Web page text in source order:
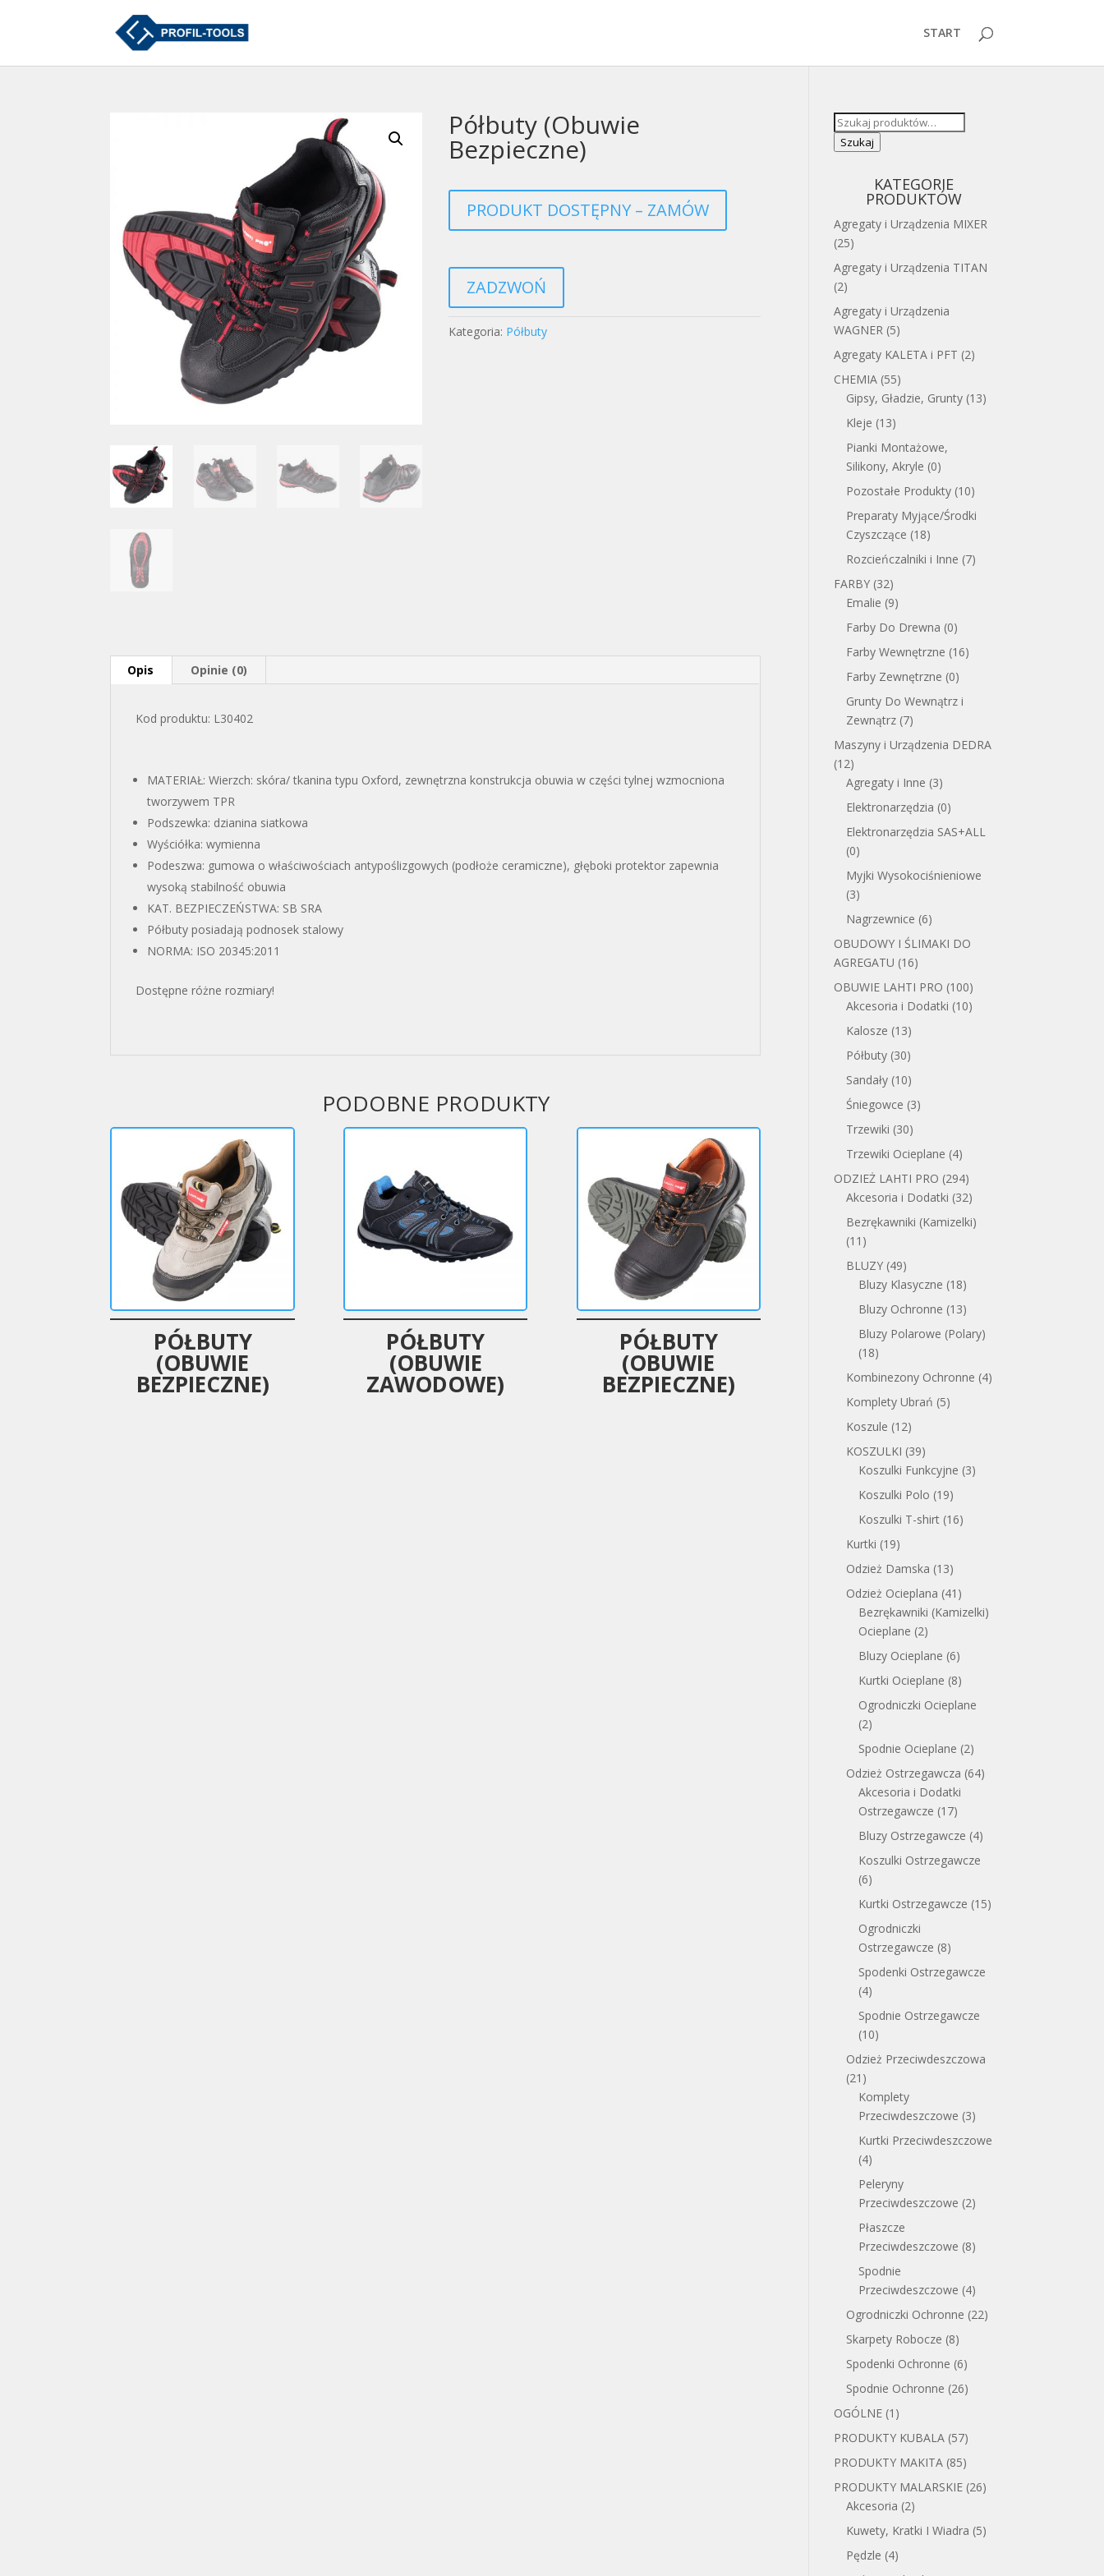
START
Półbuty (Obuwie
Bezpieczne)
PRODUKT DOSTĘPNY – ZAMÓW
ZADZWOŃ
Kategoria: Półbuty
Opis Opinie (0)
Kod produktu: L30402
MATERIAŁ: Wierzch: skóra/ tkanina typu Oxford, zewnętrzna konstrukcja obuwia w części tylnej wzmocniona
tworzywem TPR
Podszewka: dzianina siatkowa
Wyściółka: wymienna
Podeszwa: gumowa o właściwościach antypoślizgowych (podłoże ceramiczne), głęboki protektor zapewnia
wysoką stabilność obuwia
KAT. BEZPIECZEŃSTWA: SB SRA
Półbuty posiadają podnosek stalowy
NORMA: ISO 20345:2011
Dostępne różne rozmiary!
PODOBNE PRODUKTY
PÓŁBUTY
(OBUWIE
BEZPIECZNE)
PÓŁBUTY
(OBUWIE
ZAWODOWE)
PÓŁBUTY
(OBUWIE
BEZPIECZNE)
Szukaj:
Szukaj
KATEGORIE
PRODUKTÓW
Agregaty i Urządzenia MIXER
(25)
Agregaty i Urządzenia TITAN
(2)
Agregaty i Urządzenia
WAGNER (5)
Agregaty KALETA i PFT (2)
CHEMIA (55)
Gipsy, Gładzie, Grunty (13)
Kleje (13)
Pianki Montażowe,
Silikony, Akryle (0)
Pozostałe Produkty (10)
Preparaty Myjące/Środki
Czyszczące (18)
Rozcieńczalniki i Inne (7)
FARBY (32)
Emalie (9)
Farby Do Drewna (0)
Farby Wewnętrzne (16)
Farby Zewnętrzne (0)
Grunty Do Wewnątrz i
Zewnątrz (7)
Maszyny i Urządzenia DEDRA
(12)
Agregaty i Inne (3)
Elektronarzędzia (0)
Elektronarzędzia SAS+ALL
(0)
Myjki Wysokociśnieniowe
(3)
Nagrzewnice (6)
OBUDOWY I ŚLIMAKI DO
AGREGATU (16)
OBUWIE LAHTI PRO (100)
Akcesoria i Dodatki (10)
Kalosze (13)
Półbuty (30)
Sandały (10)
Śniegowce (3)
Trzewiki (30)
Trzewiki Ocieplane (4)
ODZIEŻ LAHTI PRO (294)
Akcesoria i Dodatki (32)
Bezrękawniki (Kamizelki)
(11)
BLUZY (49)
Bluzy Klasyczne (18)
Bluzy Ochronne (13)
Bluzy Polarowe (Polary)
(18)
Kombinezony Ochronne (4)
Komplety Ubrań (5)
Koszule (12)
KOSZULKI (39)
Koszulki Funkcyjne (3)
Koszulki Polo (19)
Koszulki T-shirt (16)
Kurtki (19)
Odzież Damska (13)
Odzież Ocieplana (41)
Bezrękawniki (Kamizelki)
Ocieplane (2)
Bluzy Ocieplane (6)
Kurtki Ocieplane (8)
Ogrodniczki Ocieplane
(2)
Spodnie Ocieplane (2)
Odzież Ostrzegawcza (64)
Akcesoria i Dodatki
Ostrzegawcze (17)
Bluzy Ostrzegawcze (4)
Koszulki Ostrzegawcze
(6)
Kurtki Ostrzegawcze (15)
Ogrodniczki
Ostrzegawcze (8)
Spodenki Ostrzegawcze
(4)
Spodnie Ostrzegawcze
(10)
Odzież Przeciwdeszczowa
(21)
Komplety
Przeciwdeszczowe (3)
Kurtki Przeciwdeszczowe
(4)
Peleryny
Przeciwdeszczowe (2)
Płaszcze
Przeciwdeszczowe (8)
Spodnie
Przeciwdeszczowe (4)
Ogrodniczki Ochronne (22)
Skarpety Robocze (8)
Spodenki Ochronne (6)
Spodnie Ochronne (26)
OGÓLNE (1)
PRODUKTY KUBALA (57)
PRODUKTY MAKITA (85)
PRODUKTY MALARSKIE (26)
Akcesoria (2)
Kuwety, Kratki I Wiadra (5)
Pędzle (4)